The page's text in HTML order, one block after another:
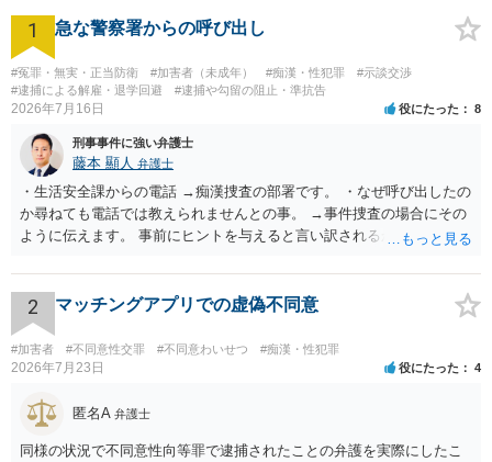
1 急な警察署からの呼び出し
#冤罪・無実・正当防衛 #加害者（未成年） #痴漢・性犯罪
#示談交渉
#逮捕による解雇・退学回避
#逮捕や勾留の阻止・準抗告
2026年7月16日 役にたった 8
刑事事件に強い弁護士
藤本 顯人 弁護士
・生活安全課からの電話 →痴漢捜査の部署です。 ・なぜ呼び出したの
か尋ねても電話では教えられませんとの事。 →事件捜査の場合にその
ように伝えます。 事前にヒントを与えると言い訳されるからです。 ・
たり →やはり痴漢として疑われているのでは。 そもそも痴漢をやって
ないのであれば、何も疑われる筋合いは無いわけですし狼狽える必要
はないですね。
2 マッチングアプリでの虚偽不同意
#加害者 #不同意性交罪 #不同意わいせつ #痴漢・性犯罪
2026年7月23日 役にたった 4
匿名A 弁護士
同様の状況で不同意性向等罪で逮捕されたことの弁護を実際にしたこ